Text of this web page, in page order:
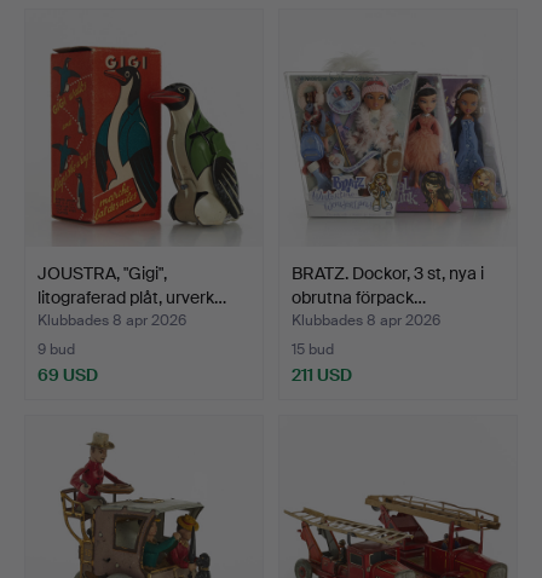
JOUSTRA, "Gigi",
litograferad plåt, urverk…
Klubbades 8 apr 2026
9 bud
69 USD
BRATZ. Dockor, 3 st, nya i
obrutna förpack…
Klubbades 8 apr 2026
15 bud
211 USD